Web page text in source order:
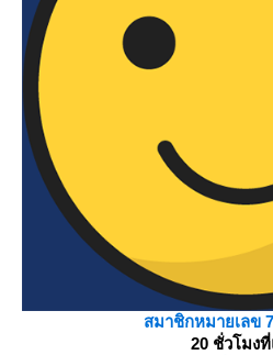
สมาชิกหมายเลข
20 ชั่วโมง